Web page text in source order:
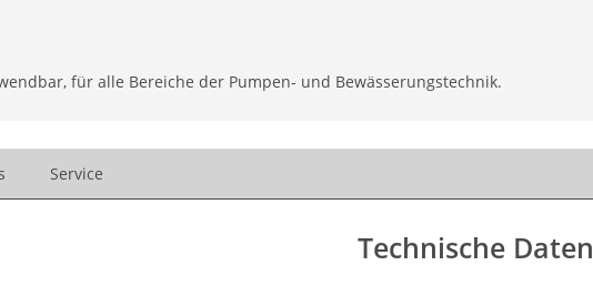
für alle Bereiche der Pumpen- und Bewässerungstechnik.
Service
Technische Daten